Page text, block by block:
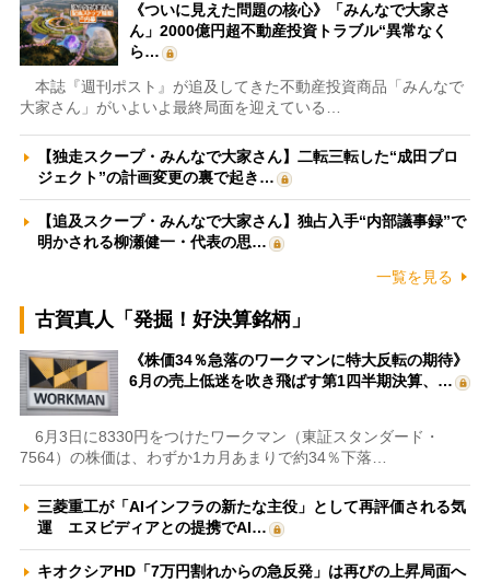
《ついに見えた問題の核心》「みんなで大家さ
ん」2000億円超不動産投資トラブル“異常なく
ら…
本誌『週刊ポスト』が追及してきた不動産投資商品「みんなで
大家さん」がいよいよ最終局面を迎えている…
【独走スクープ・みんなで大家さん】二転三転した“成田プロ
ジェクト”の計画変更の裏で起き…
【追及スクープ・みんなで大家さん】独占入手“内部議事録”で
明かされる柳瀬健一・代表の思…
一覧を見る
古賀真人「発掘！好決算銘柄」
《株価34％急落のワークマンに特大反転の期待》
6月の売上低迷を吹き飛ばす第1四半期決算、…
6月3日に8330円をつけたワークマン（東証スタンダード・
7564）の株価は、わずか1カ月あまりで約34％下落…
三菱重工が「AIインフラの新たな主役」として再評価される気
運 エヌビディアとの提携でAI…
キオクシアHD「7万円割れからの急反発」は再びの上昇局面へ